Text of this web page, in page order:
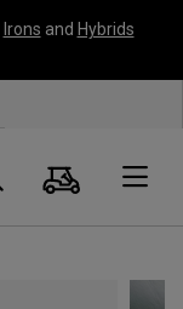
Irons and Hybrids
Panier